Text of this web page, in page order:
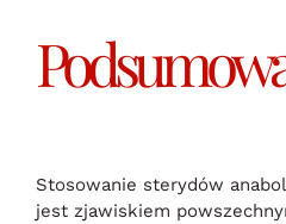
Stosowanie sterydów
jest zjawiskiem